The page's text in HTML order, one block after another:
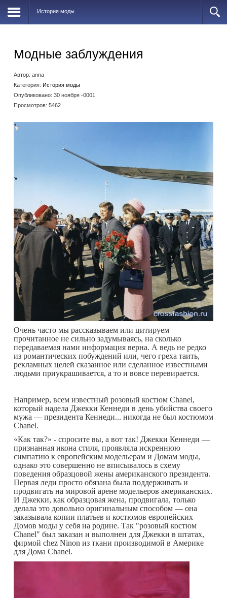
История моды
Модные заблуждения
Автор: anna
Категория: История моды
Опубликовано: 30 ноября -0001
Просмотров: 5462
Очень часто мы рассказываем или цитируем
прочитанное не сильно задумываясь, на сколько
передаваемая нами информация верна. А ведь не редко
из романтических побуждений или, чего греха таить,
рекламных целей сказанное или сделанное известными
людьми приукрашивается, а то и вовсе перевирается.
Например, всем известный розовый костюм Chanel,
который надела Джекки Кеннеди в день убийства своего
мужа — президента Кеннеди... никогда не был костюмом
Chanel.
«Как так?» - спросите вы, а вот так! Джекки Кеннеди —
признанная икона стиля, проявляла искреннюю
симпатию к европейским модельерам и Домам моды,
однако это совершенно не вписывалось в схему
поведения образцовой жены американского президента.
Первая леди просто обязана была поддерживать и
продвигать на мировой арене модельеров американских.
И Джекки, как образцовая жена, продвигала, только
делала это довольно оригинальным способом — она
заказывала копии платьев и костюмов европейских
Домов моды у себя на родине. Так "розовый костюм
Chanel" был заказан и выполнен для Джекки в штатах,
фирмой chez Ninon из ткани производимой в Америке
для Дома Chanel.